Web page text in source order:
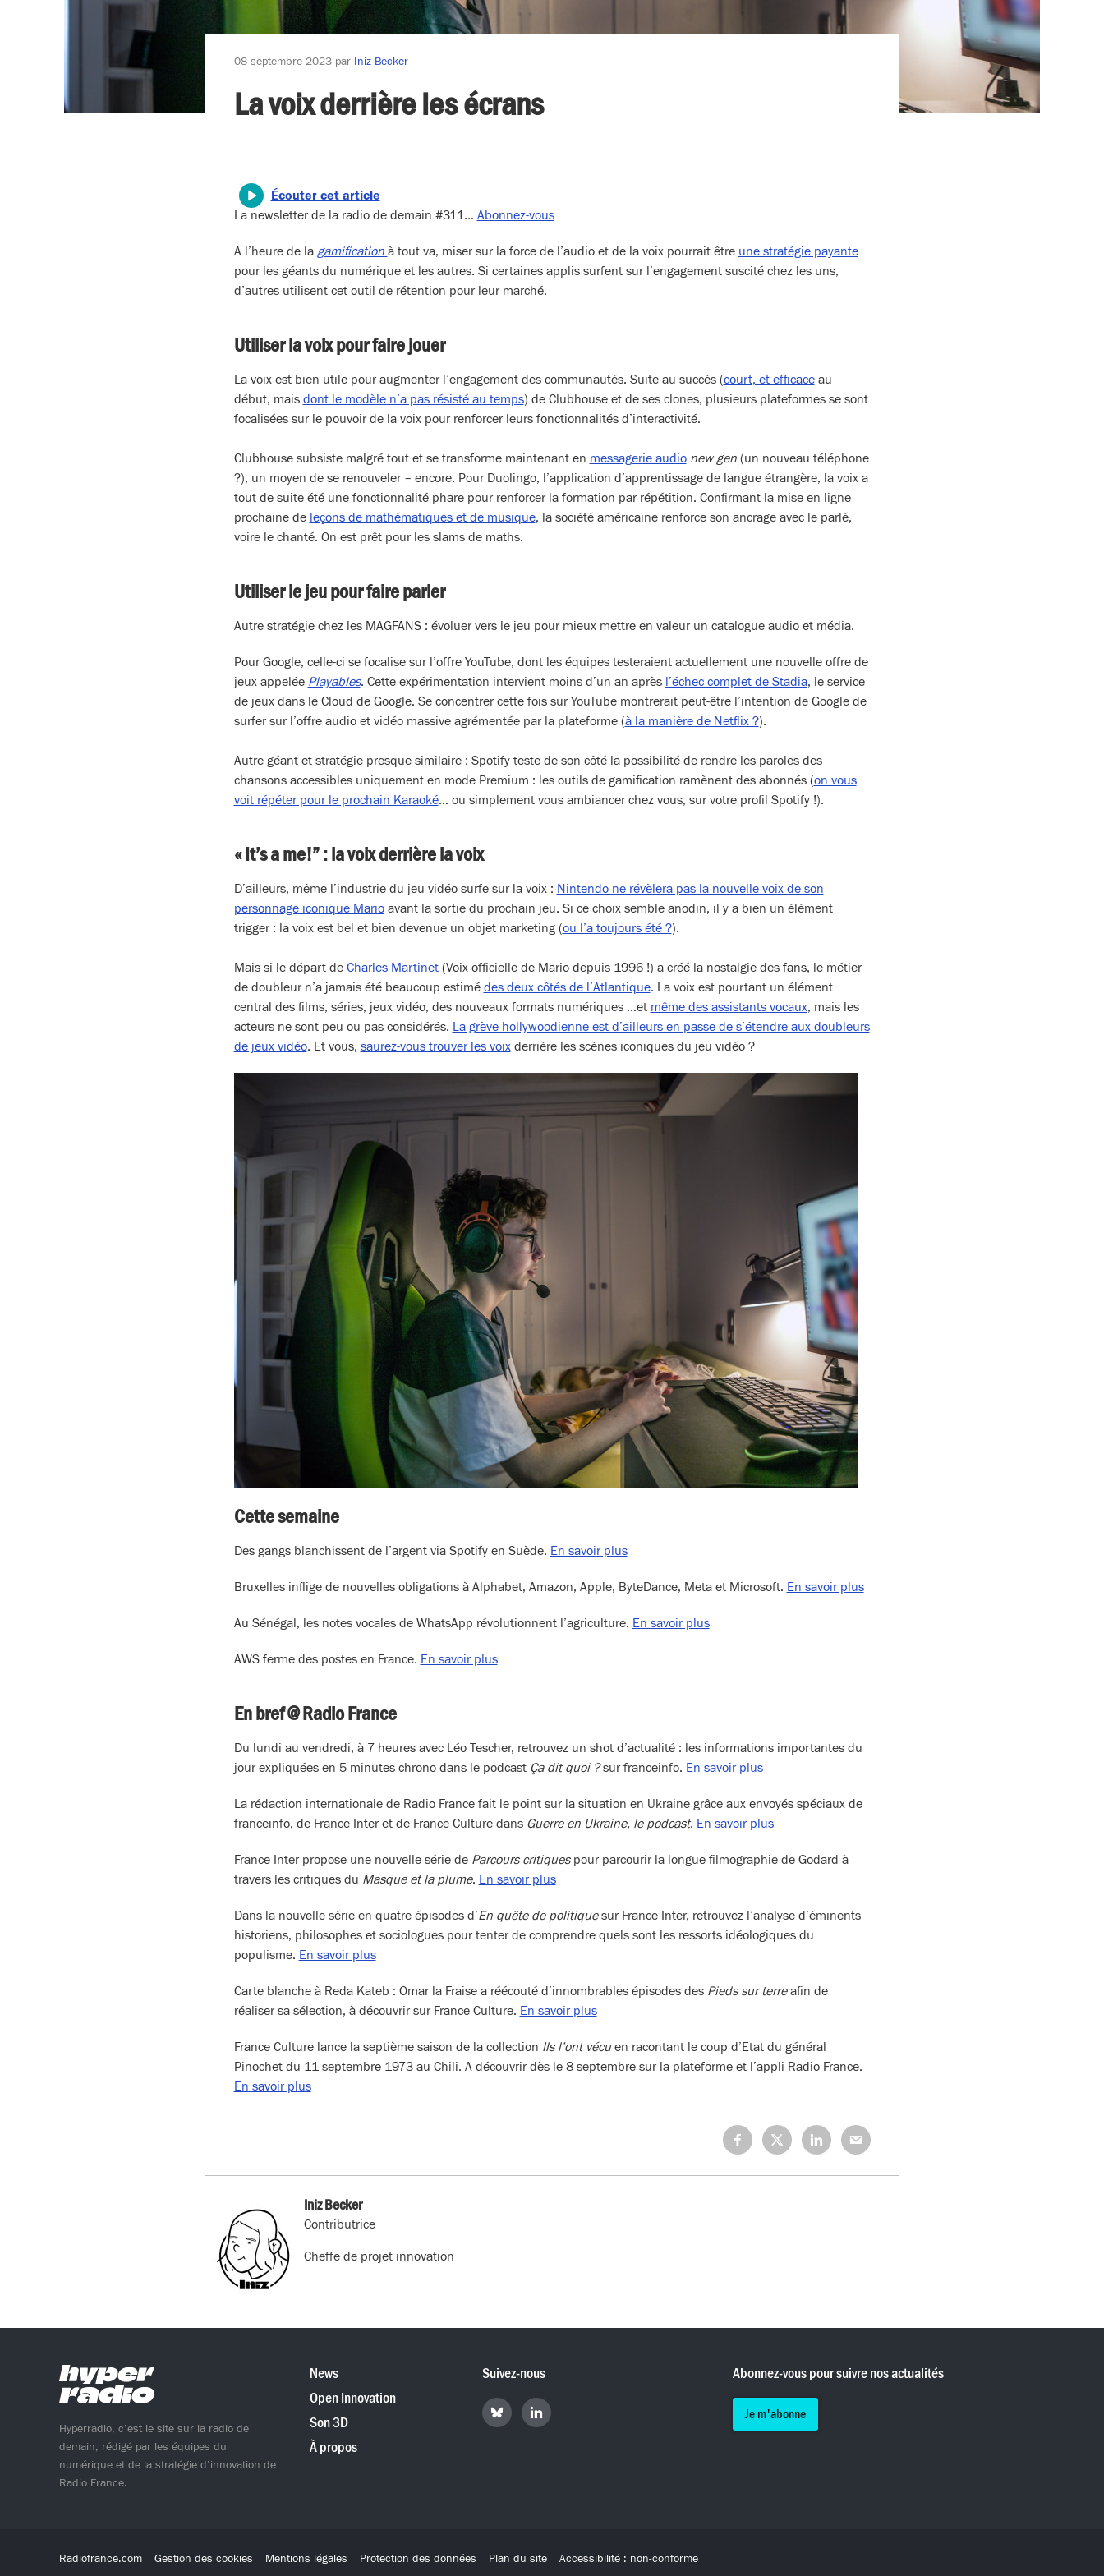
08 septembre 2023par Iniz Becker
La voix derrière les écrans
Écouter cet article
La newsletter de la radio de demain #311… Abonnez-vous
A l’heure de la gamification à tout va, miser sur la force de l’audio et de la voix pourrait être une stratégie payante
pour les géants du numérique et les autres. Si certaines applis surfent sur l’engagement suscité chez les uns,
d’autres utilisent cet outil de rétention pour leur marché.
Utiliser la voix pour faire jouer
La voix est bien utile pour augmenter l’engagement des communautés. Suite au succès (court, et efficaceau
début, mais dont le modèle n’a pas résisté au temps) de Clubhouse et de ses clones, plusieurs plateformes se sont
focalisées sur le pouvoir de la voix pour renforcer leurs fonctionnalités d’interactivité.
Clubhouse subsiste malgré tout et se transforme maintenant en messagerie audio new gen(un nouveau téléphone
?), un moyen de se renouveler – encore. Pour Duolingo, l’application d’apprentissage de langue étrangère, la voix a
tout de suite été une fonctionnalité phare pour renforcer la formation par répétition. Confirmant la mise en ligne
prochaine de leçons de mathématiques et de musique, la société américaine renforce son ancrage avec le parlé,
voire le chanté. On est prêt pour les slams de maths.
Utiliser le jeu pour faire parler
Autre stratégie chez les MAGFANS : évoluer vers le jeu pour mieux mettre en valeur un catalogue audio et média.
Pour Google, celle-ci se focalise sur l’offre YouTube, dont les équipes testeraient actuellement une nouvelle offre de
jeux appelée Playables. Cette expérimentation intervient moins d’un an après l’échec complet de Stadia, le service
de jeux dans le Cloud de Google. Se concentrer cette fois sur YouTube montrerait peut-être l’intention de Google de
surfer sur l’offre audio et vidéo massive agrémentée par la plateforme (à la manière de Netflix ?).
Autre géant et stratégie presque similaire : Spotify teste de son côté la possibilité de rendre les paroles des
chansons accessibles uniquement en mode Premium : les outils de gamification ramènent des abonnés (on vous
voit répéter pour le prochain Karaoké… ou simplement vous ambiancer chez vous, sur votre profil Spotify !).
« It’s a me!” : la voix derrière la voix
D’ailleurs, même l’industrie du jeu vidéo surfe sur la voix : Nintendo ne révèlera pas la nouvelle voix de son
personnage iconique Marioavant la sortie du prochain jeu. Si ce choix semble anodin, il y a bien un élément
trigger : la voix est bel et bien devenue un objet marketing (ou l’a toujours été ?).
Mais si le départ de Charles Martinet (Voix officielle de Mario depuis 1996 !) a créé la nostalgie des fans, le métier
de doubleur n’a jamais été beaucoup estimé des deux côtés de l’Atlantique. La voix est pourtant un élément
central des films, séries, jeux vidéo, des nouveaux formats numériques …et même des assistants vocaux, mais les
acteurs ne sont peu ou pas considérés. La grève hollywoodienne est d’ailleurs en passe de s’étendre aux doubleurs
de jeux vidéo. Et vous, saurez-vous trouver les voixderrière les scènes iconiques du jeu vidéo ?
Cette semaine
Des gangs blanchissent de l’argent via Spotify en Suède. En savoir plus
Bruxelles inflige de nouvelles obligations à Alphabet, Amazon, Apple, ByteDance, Meta et Microsoft. En savoir plus
Au Sénégal, les notes vocales de WhatsApp révolutionnent l’agriculture. En savoir plus
AWS ferme des postes en France. En savoir plus
En bref @ Radio France
Du lundi au vendredi, à 7 heures avec Léo Tescher, retrouvez un shot d’actualité : les informations importantes du
jour expliquées en 5 minutes chrono dans le podcast Ça dit quoi ?sur franceinfo. En savoir plus
La rédaction internationale de Radio France fait le point sur la situation en Ukraine grâce aux envoyés spéciaux de
franceinfo, de France Inter et de France Culture dans Guerre en Ukraine, le podcast. En savoir plus
France Inter propose une nouvelle série de Parcours critiquespour parcourir la longue filmographie de Godard à
travers les critiques du Masque et la plume. En savoir plus
Dans la nouvelle série en quatre épisodes d’En quête de politiquesur France Inter, retrouvez l’analyse d’éminents
historiens, philosophes et sociologues pour tenter de comprendre quels sont les ressorts idéologiques du
populisme. En savoir plus
Carte blanche à Reda Kateb : Omar la Fraise a réécouté d’innombrables épisodes des Pieds sur terreafin de
réaliser sa sélection, à découvrir sur France Culture. En savoir plus
France Culture lance la septième saison de la collection Ils l’ont vécuen racontant le coup d’Etat du général
Pinochet du 11 septembre 1973 au Chili. A découvrir dès le 8 septembre sur la plateforme et l’appli Radio France.
En savoir plus
Partagez
sur
Facebook
Partagez
sur
X
Partagez
sur
LinkedIn
Partagez
sur
Mail
Iniz Becker
Contributrice
Cheffe de projet innovation
Hyperradio, c’est le site sur la radio de
demain, rédigé par les équipes du
numérique et de la stratégie d’innovation de
Radio France.
News
Open Innovation
Son 3D
À propos
Suivez-nous
Retrouvez
Hyperradio
Retrouvez
Hyperradio
Abonnez-vous pour suivre nos actualités
Je m'abonne
Radiofrance.com Gestion des cookies Mentions légales Protection des données Plan du site Accessibilité : non-conforme